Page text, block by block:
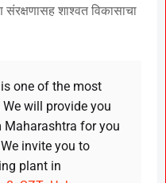
संरक्षणासह शाश्वत विकासाचा
one of the most
will provide you
Maharashtra for you
invite you to
plant in